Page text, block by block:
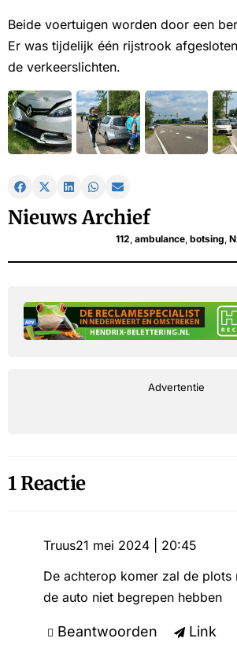
Beide voertuigen worden door een
Er was tijdelijk één rijstrook
de verkeerslichten.
Nieuws Archief
112 ambulance botsing
Advertentie
1 Reactie
Truus21 mei 2024 | 20:45
De achterop komer zal de plots
de auto niet begrepen hebben
Beantwoorden Link